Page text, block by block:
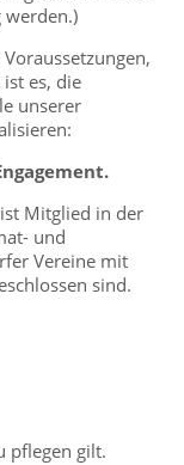
werden.)
es, die
unserer
Mitglied in der
und
Vereine mit
sind.
pflegen gilt.